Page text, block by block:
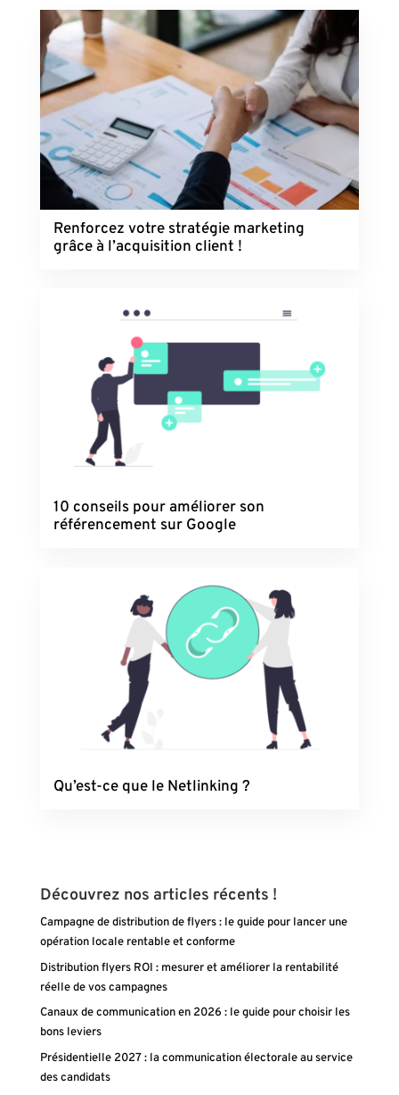
Renforcez votre stratégie marketing
grâce à l’acquisition client !
10 conseils pour améliorer son
référencement sur Google
Qu’est-ce que le Netlinking ?
Découvrez nos articles récents !
Campagne de distribution de flyers : le guide pour lancer une
opération locale rentable et conforme
Distribution flyers ROI : mesurer et améliorer la rentabilité
réelle de vos campagnes
Canaux de communication en 2026 : le guide pour choisir les
bons leviers
Présidentielle 2027 : la communication électorale au service
des candidats